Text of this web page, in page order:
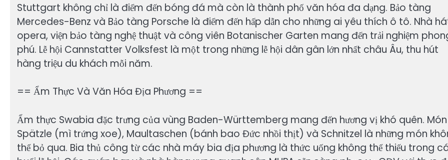
Stuttgart không chỉ là điểm đến bóng đá mà còn là thành phố văn hóa đa dạng. Bảo tàng
Mercedes-Benz và Bảo tàng Porsche là điểm đến hấp dẫn cho những ai yêu thích ô tô. Nhà
opera, viện bảo tàng nghệ thuật và công viên Botanischer Garten mang đến trải nghiệm
phú. Lễ hội Cannstatter Volksfest là một trong những lễ hội dân gân lớn nhất châu Âu, thu hút
hàng triệu du khách mỗi năm.
== Ẩm Thực Và Văn Hóa Địa Phương ==
Ẩm thực Swabia đặc trưng của vùng Baden-Württemberg mang đến hương vị khó quên. Món
Spätzle (mì trứng xoe), Maultaschen (bánh bao Đức nhồi thịt) và Schnitzel là những món
thể bỏ qua. Bia thủ công từ các nhà máy bia địa phương là thức uống không thể thiếu trong